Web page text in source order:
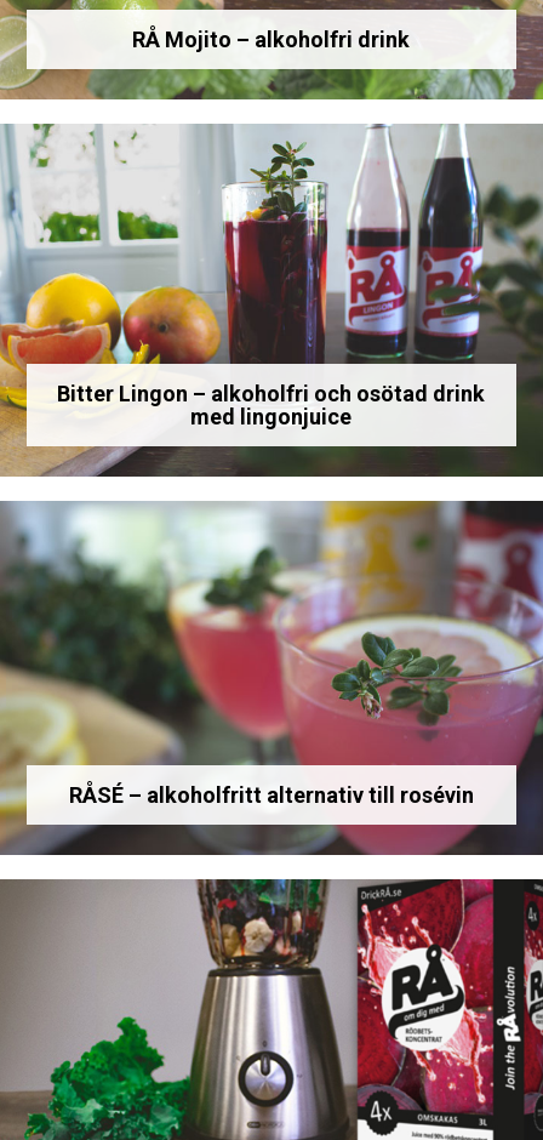
RÅ Mojito – alkoholfri drink
Bitter Lingon – alkoholfri och osötad drink
med lingonjuice
RÅSÉ – alkoholfritt alternativ till rosévin